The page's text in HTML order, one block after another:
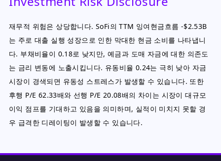
재무적 위험은 상당합니다. SoFi의 TTM 잉여현금흐름 -$2.53B
는 주로 대출 실행 성장으로 인한 막대한 현금 소비를 나타냅니
다. 부채비율이 0.18로 낮지만, 예금과 도매 자금에 대한 의존도
는 금리 변동에 노출시킵니다. 유동비율 0.24는 극히 낮아 자금
시장이 경색되면 유동성 스트레스가 발생할 수 있습니다. 또한
후행 P/E 62.33배와 선행 P/E 20.08배의 차이는 시장이 대규모
이익 점프를 기대하고 있음을 의미하며, 실적이 미치지 못할 경
우 급격한 디레이팅이 발생할 수 있습니다.